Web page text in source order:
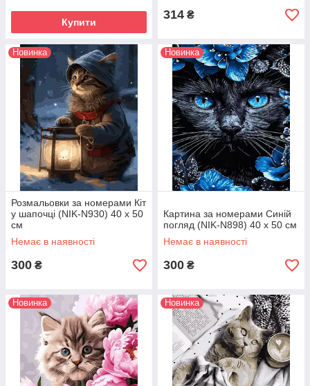
Купити
314 ₴
Новинка
Розмальовки за номерами Кіт
у шапочці (NIK-N930) 40 х 50
см
Немає в наявності
300 ₴
Новинка
Картина за номерами Синій
погляд (NIK-N898) 40 х 50 см
Немає в наявності
300 ₴
Новинка Новинка